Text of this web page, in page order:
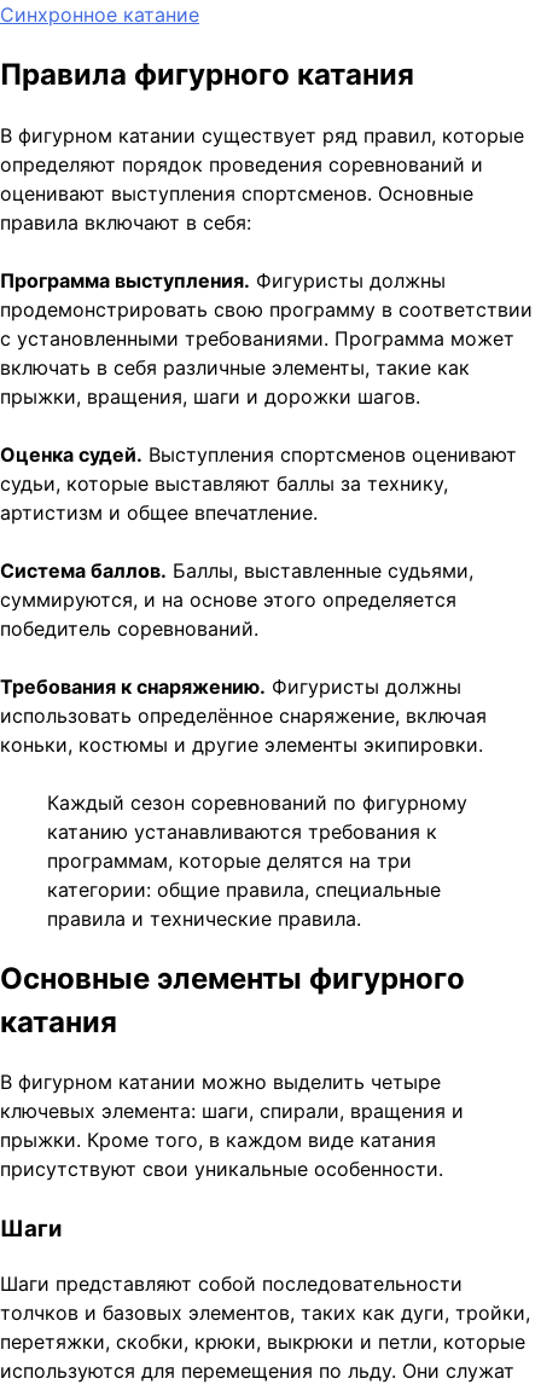
Синхронное катание
Правила фигурного катания
В фигурном катании существует ряд правил, которые
определяют порядок проведения соревнований и
оценивают выступления спортсменов. Основные
правила включают в себя:
Программа выступления. Фигуристы должны
продемонстрировать свою программу в соответствии
с установленными требованиями. Программа может
включать в себя различные элементы, такие как
прыжки, вращения, шаги и дорожки шагов.
Оценка судей. Выступления спортсменов оценивают
судьи, которые выставляют баллы за технику,
артистизм и общее впечатление.
Система баллов. Баллы, выставленные судьями,
суммируются, и на основе этого определяется
победитель соревнований.
Требования к снаряжению. Фигуристы должны
использовать определённое снаряжение, включая
коньки, костюмы и другие элементы экипировки.
Каждый сезон соревнований по фигурному
катанию устанавливаются требования к
программам, которые делятся на три
категории: общие правила, специальные
правила и технические правила.
Основные элементы фигурного
катания
В фигурном катании можно выделить четыре
ключевых элемента: шаги, спирали, вращения и
прыжки. Кроме того, в каждом виде катания
присутствуют свои уникальные особенности.
Шаги
Шаги представляют собой последовательности
толчков и базовых элементов, таких как дуги, тройки,
перетяжки, скобки, крюки, выкрюки и петли, которые
используются для перемещения по льду. Они служат